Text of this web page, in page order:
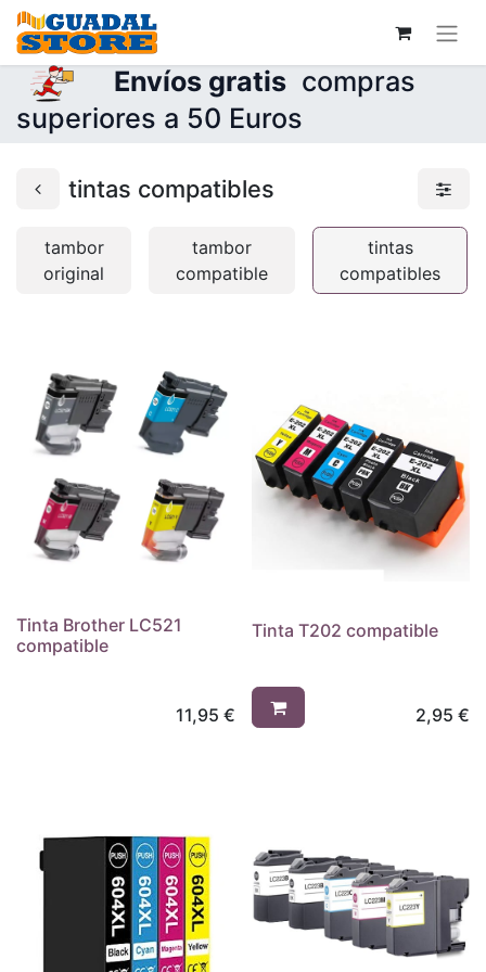
Envíos gratis compras
superiores a 50 Euros
tintas compatibles
tambor
original
tambor
compatible
tintas
compatibles
Tinta Brother LC521
compatible
11,95 €
Tinta T202 compatible
2,95 €